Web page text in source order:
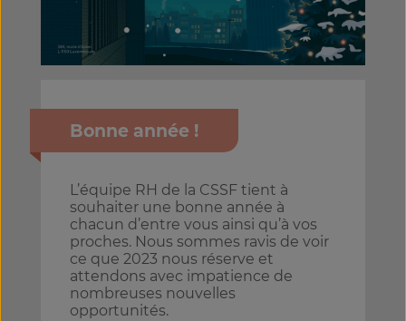
Bonne année !
L’équipe RH de la CSSF tient à
souhaiter une bonne année à
chacun d’entre vous ainsi qu’à vos
proches. Nous sommes ravis de voir
ce que 2023 nous réserve et
attendons avec impatience de
nombreuses nouvelles
opportunités.